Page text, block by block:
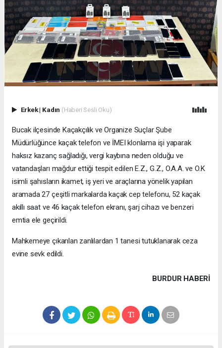
Erkek| Kadın (Haberi Sesli Oku)
Bucak ilçesinde Kaçakçılık ve Organize Suçlar Şube
Müdürlüğünce kaçak telefon ve İMEI klonlama işi yaparak
haksız kazanç sağladığı, vergi kaybına neden olduğu ve
vatandaşları mağdur ettiği tespit edilen E.Z., G.Z., O.A.A. ve O.K
isimli şahısların ikamet, iş yeri ve araçlarına yönelik yapılan
aramada 27 çeşitli markalarda kaçak cep telefonu, 52 kaçak
akıllı saat ve 46 kaçak telefon ekranı, şarj cihazı ve benzeri
emtia ele geçirildi.
Mahkemeye çıkarılan zanlılardan 1 tanesi tutuklanarak ceza
evine sevk edildi.
BURDUR HABERİ